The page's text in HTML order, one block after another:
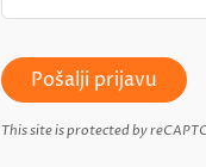
Pošalji prijavu
This site is protected by